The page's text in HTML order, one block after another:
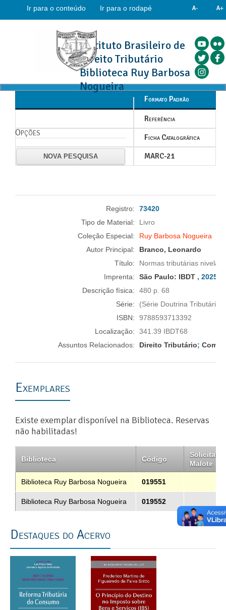
Ir para o conteúdo Ir para o rodapé
Instituto Brasileiro de
Direito Tributário
Biblioteca Ruy Barbosa
Nogueira
Opções
NOVA PESQUISA
Formato Padrão
Referência
Ficha Catalográfica
MARC-21
Registro:
73420
Tipo de Material:
Livro
Coleção Especial:
Ruy Barbosa Nogueira
Autor Principal:
Branco, Leonardo
Título:
Normas tributárias
Imprenta:
São Paulo: IBDT , 2025
Descrição física:
480 p. 68
Série:
(Série Doutrina Tributária)
ISBN:
9788593713392
Localização:
341.39 IBDT68
Assuntos Relacionados:
Direito Tributário;
Exemplares
Existe exemplar disponível na Biblioteca. Reservas
não habilitadas!
Biblioteca Código
Solicitar
Malote
Biblioteca Ruy Barbosa Nogueira 019551
Biblioteca Ruy Barbosa Nogueira 019552
Destaques do Acervo